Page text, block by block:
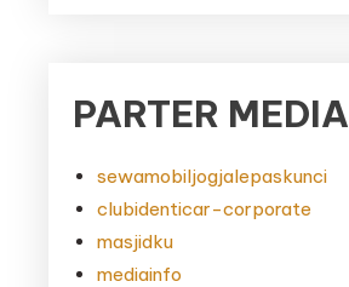
PARTER MEDIA
sewamobiljogjalepaskunci
clubidenticar-corporate
masjidku
mediainfo